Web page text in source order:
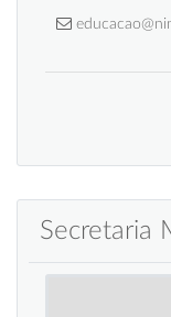
Secretaria